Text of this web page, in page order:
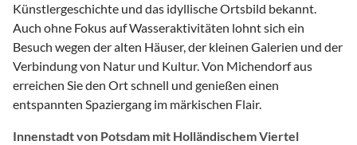
Künstlergeschichte und das idyllische Ortsbild bekannt.
Auch ohne Fokus auf Wasseraktivitäten lohnt sich ein
Besuch wegen der alten Häuser, der kleinen Galerien und der
Verbindung von Natur und Kultur. Von Michendorf aus
erreichen Sie den Ort schnell und genießen einen
entspannten Spaziergang im märkischen Flair.
Innenstadt von Potsdam mit Holländischem Viertel